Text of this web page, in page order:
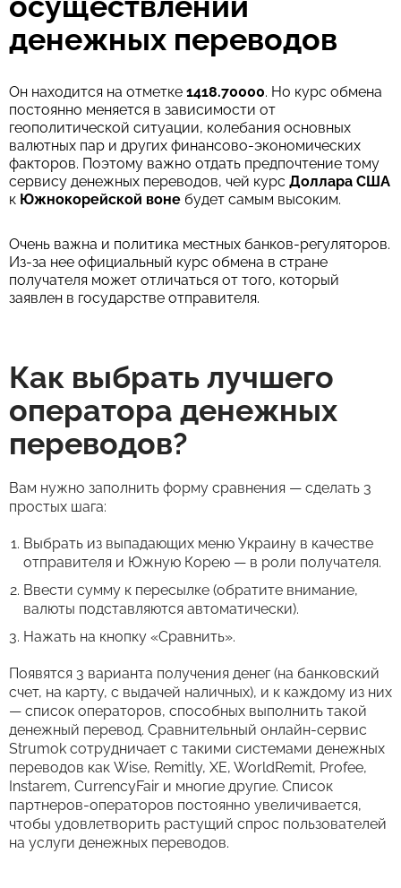
денежных переводов
Он находится на отметке 1418.70000. Но курс обмена
постоянно меняется в зависимости от
геополитической ситуации, колебания основных
валютных пар и других финансово-экономических
факторов. Поэтому важно отдать предпочтение тому
сервису денежных переводов, чей курс Доллара США
к Южнокорейской воне будет самым высоким.
Очень важна и политика местных банков-регуляторов.
Из-за нее официальный курс обмена в стране
получателя может отличаться от того, который
заявлен в государстве отправителя.
Как выбрать лучшего
оператора денежных
переводов?
Вам нужно заполнить форму сравнения — сделать 3
простых шага:
Выбрать из выпадающих меню Украину в качестве
отправителя и Южную Корею — в роли получателя.
Ввести сумму к пересылке (обратите внимание,
валюты подставляются автоматически).
Нажать на кнопку «Сравнить».
Появятся 3 варианта получения денег (на банковский
счет, на карту, с выдачей наличных), и к каждому из них
— список операторов, способных выполнить такой
денежный перевод. Сравнительный онлайн-сервис
Strumok сотрудничает с такими системами денежных
переводов как Wise, Remitly, XE, WorldRemit, Profee,
Instarem, CurrencyFair и многие другие. Список
партнеров-операторов постоянно увеличивается,
чтобы удовлетворить растущий спрос пользователей
на услуги денежных переводов.